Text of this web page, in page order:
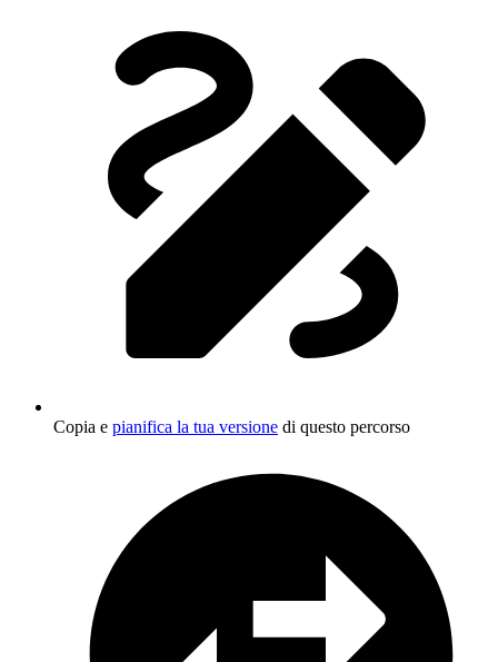
Copia e pianifica la tua versione di questo percorso